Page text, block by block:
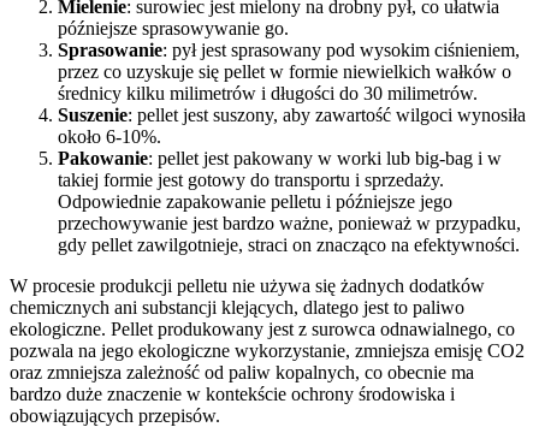
Mielenie: surowiec jest mielony na drobny pył, co ułatwia
późniejsze sprasowywanie go.
Sprasowanie: pył jest sprasowany pod wysokim ciśnieniem,
przez co uzyskuje się pellet w formie niewielkich wałków o
średnicy kilku milimetrów i długości do 30 milimetrów.
Suszenie: pellet jest suszony, aby zawartość wilgoci wynosiła
około 6-10%.
Pakowanie: pellet jest pakowany w worki lub big-bag i w
takiej formie jest gotowy do transportu i sprzedaży.
Odpowiednie zapakowanie pelletu i późniejsze jego
przechowywanie jest bardzo ważne, ponieważ w przypadku,
gdy pellet zawilgotnieje, straci on znacząco na efektywności.
W procesie produkcji pelletu nie używa się żadnych dodatków
chemicznych ani substancji klejących, dlatego jest to paliwo
ekologiczne. Pellet produkowany jest z surowca odnawialnego, co
pozwala na jego ekologiczne wykorzystanie, zmniejsza emisję CO2
oraz zmniejsza zależność od paliw kopalnych, co obecnie ma
bardzo duże znaczenie w kontekście ochrony środowiska i
obowiązujących przepisów.